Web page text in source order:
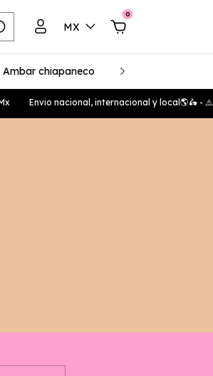
MX
0
Ambar chiapaneco Plata 925
Envio nacional, internacional y local🌎🛵 -